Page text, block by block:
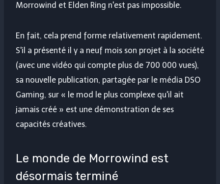
Morrowind et Elden Ring n'est pas impossible.
En fait, cela prend forme relativement rapidement.
S'il a présenté il y a neuf mois son projet à la société
(avec une vidéo qui compte plus de 700 000 vues),
sa nouvelle publication, partagée par le média DSO
Gaming, sur « le mod le plus complexe qu'il ait
jamais créé » est une démonstration de ses
capacités créatives.
Le monde de Morrowind est
désormais terminé